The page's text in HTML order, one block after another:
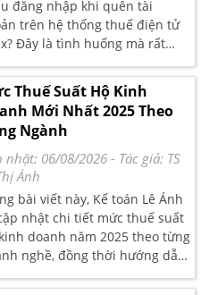
đăng nhập khi quên tài
trên hệ thống thuế điện tử
Đây là tình huống mà rất
kế toán gặp phải trong quá
thực hiện kê khai, nộp thuế
mạng. Nếu bạn đang loay
không biết bắt đầu từ đâu,
bỏ qua bài viết dưới đây. Kế
Lê Ánh sẽ hướng dẫn bạn chi
bước trong “Cách Lấy Lại
Khẩu Hệ Thống Thuế Điện Tử
– dễ hiểu, dễ làm và áp dụng
ngay.
Thuế Suất Hộ Kinh
Mới Nhất 2025 Theo
Ngành
nhật: 06/08/2026 - Tác giả: TS
Ánh
bài viết này, Kế toán Lê Ánh
nhật chi tiết mức thuế suất
doanh năm 2025 theo từng
nghề, đồng thời hướng dẫn
xác định doanh thu tính thuế